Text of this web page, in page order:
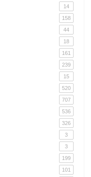
14
158
44
18
161
239
15
520
707
536
326
3
3
199
101